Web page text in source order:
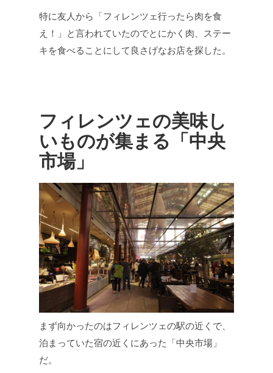
特に友人から「フィレンツェ行ったら肉を食
え！」と言われていたのでとにかく肉、ステー
キを食べることにして良さげなお店を探した。
フィレンツェの美味し
いものが集まる「中央
市場」
まず向かったのはフィレンツェの駅の近くで、
泊まっていた宿の近くにあった「中央市場」
だ。